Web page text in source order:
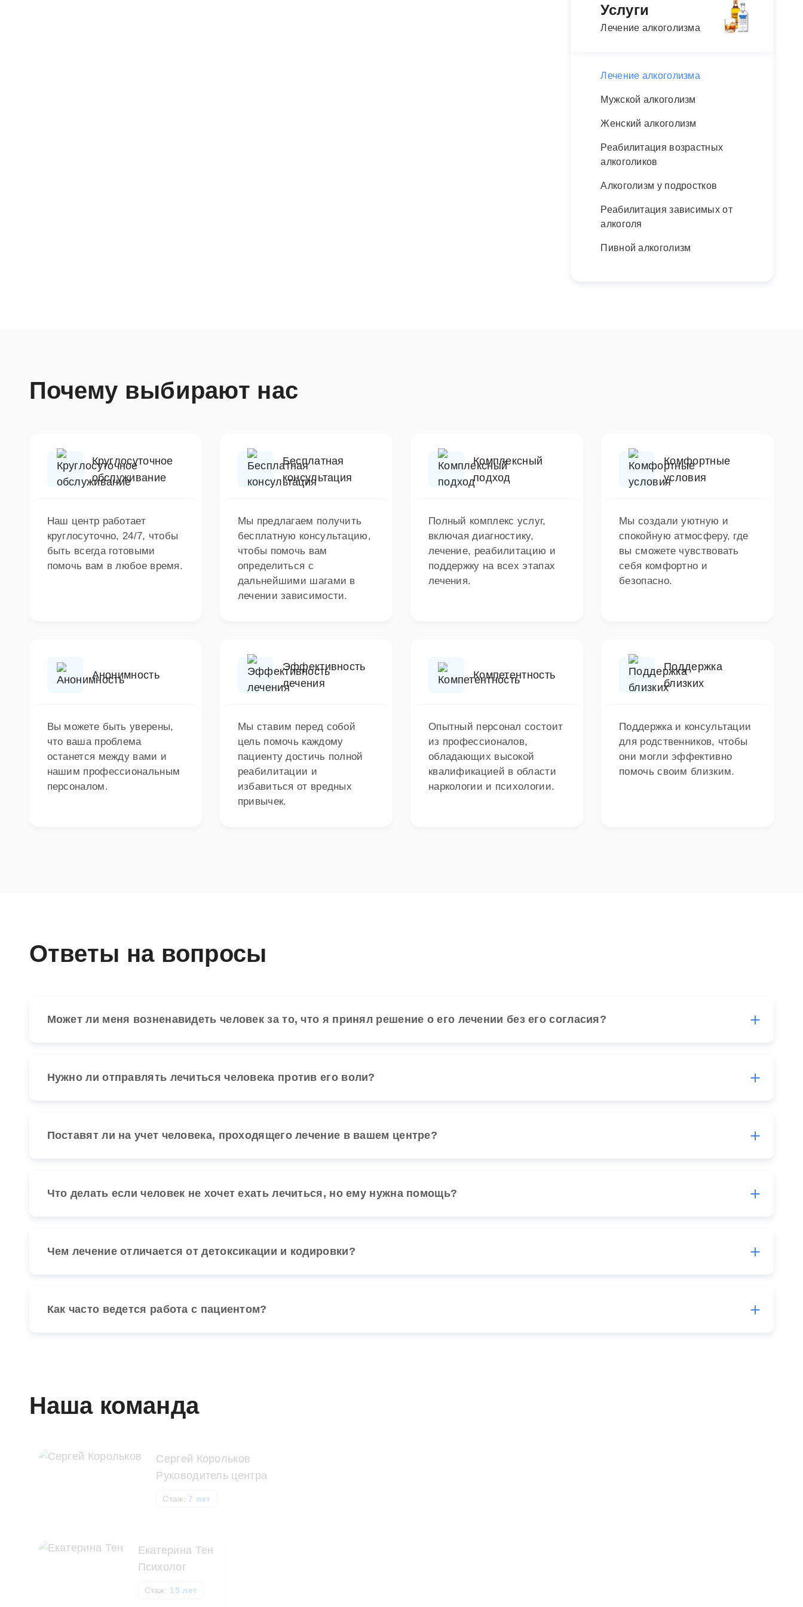
Услуги
Лечение алкоголизма
Лечение алкоголизма
Мужской алкоголизм
Женский алкоголизм
Реабилитация возрастных
алкоголиков
Алкоголизм у подростков
Реабилитация зависимых от
алкоголя
Пивной алкоголизм
Почему выбирают нас
Круглосуточное
обслуживание
Наш центр работает
круглосуточно, 24/7, чтобы
быть всегда готовыми
помочь вам в любое время.
Бесплатная
консультация
Мы предлагаем получить
бесплатную консультацию,
чтобы помочь вам
определиться с
дальнейшими шагами в
лечении зависимости.
Комплексный
подход
Полный комплекс услуг,
включая диагностику,
лечение, реабилитацию и
поддержку на всех этапах
лечения.
Комфортные
условия
Мы создали уютную и
спокойную атмосферу, где
вы сможете чувствовать
себя комфортно и
безопасно.
Анонимность
Вы можете быть уверены,
что ваша проблема
останется между вами и
нашим профессиональным
персоналом.
Эффективность
лечения
Мы ставим перед собой
цель помочь каждому
пациенту достичь полной
реабилитации и
избавиться от вредных
привычек.
Компетентность
Опытный персонал состоит
из профессионалов,
обладающих высокой
квалификацией в области
наркологии и психологии.
Поддержка
близких
Поддержка и консультации
для родственников, чтобы
они могли эффективно
помочь своим близким.
Ответы на вопросы
Может ли меня возненавидеть человек за то, что я принял решение о его лечении без его согласия?
Нужно ли отправлять лечиться человека против его воли?
Поставят ли на учет человека, проходящего лечение в вашем центре?
Что делать если человек не хочет ехать лечиться, но ему нужна помощь?
Чем лечение отличается от детоксикации и кодировки?
Как часто ведется работа с пациентом?
Наша команда
Сергей Корольков
Руководитель центра
Стаж: 7 лет
Екатерина Тен
Психолог
Стаж: 15 лет